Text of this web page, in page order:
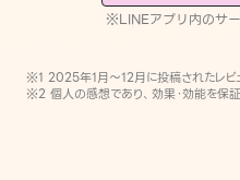
※LINEアプリ内のサ
※1 2025年1月〜12月に投稿されたレビ
※2 個人の感想であり、効果・効能を保